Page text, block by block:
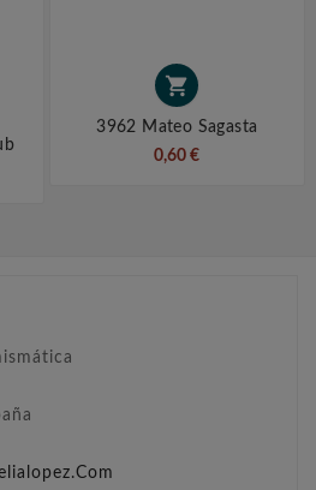

3962 Mateo Sagasta
0,60 €